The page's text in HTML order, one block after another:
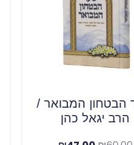
הבטחון המבואר /
הרב יגאל כהן